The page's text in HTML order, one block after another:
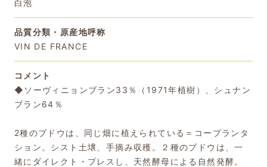
白泡
品質分類・原産地呼称
VIN DE FRANCE
コメント
◆ソーヴィニョンブラン33％（1971年植樹）、シュナン
ブラン64％
2種のブドウは、同じ畑に植えられている＝コープランタ
ション。シスト土壌、手摘み収穫。２種のブドウは、一
緒にダイレクト・プレスし、天然酵母による自然発酵。